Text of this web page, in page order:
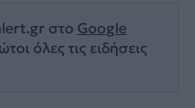
στο Google
όλες τις ειδήσεις